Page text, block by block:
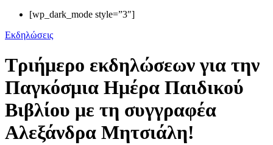
[wp_dark_mode style=”3″]
Εκδηλώσεις
Τριήμερο εκδηλώσεων για την
Παγκόσμια Ημέρα Παιδικού
Βιβλίου με τη συγγραφέα
Αλεξάνδρα Μητσιάλη!